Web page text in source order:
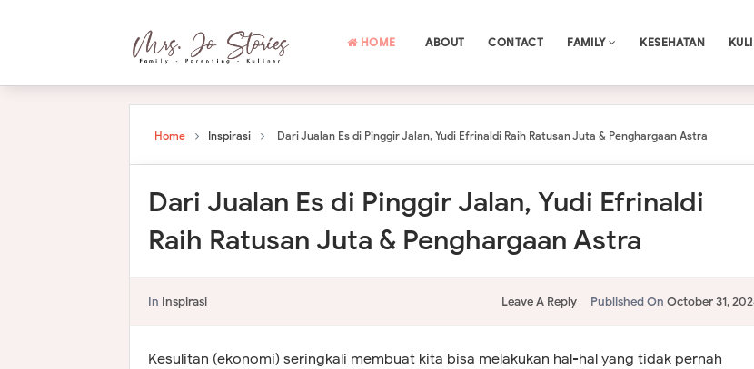
HOME ABOUT CONTACT FAMILY KESEHATAN
Home Inspirasi Dari Jualan Es di Pinggir Jalan, Yudi Efrinaldi Raih Ratusan Juta & Penghargaan Astra
Dari Jualan Es di Pinggir Jalan, Yudi Efrinaldi
Raih Ratusan Juta & Penghargaan Astra
In Inspirasi Published On October 31,
Leave A Reply
Kesulitan (ekonomi) seringkali membuat kita bisa melakukan hal-hal yang tidak pernah